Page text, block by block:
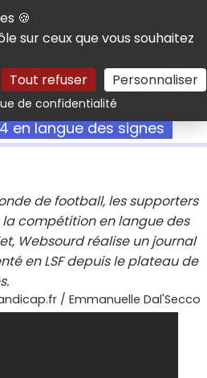
🍪
sur ceux que vous souhaitez
Tout refuser Personnaliser
de confidentialitéRechercher
en langue des signes
de football, les supporters
compétition en langue des
Websourd réalise un journal
en LSF depuis le plateau de
/ Emmanuelle Dal'Secco